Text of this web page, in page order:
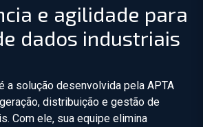
e agilidade para
dados industriais
a solução desenvolvida pela APTA
distribuição e gestão de
Com ele, sua equipe elimina